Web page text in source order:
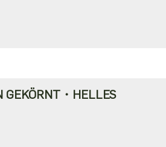
GEKÖRNT・HELLES